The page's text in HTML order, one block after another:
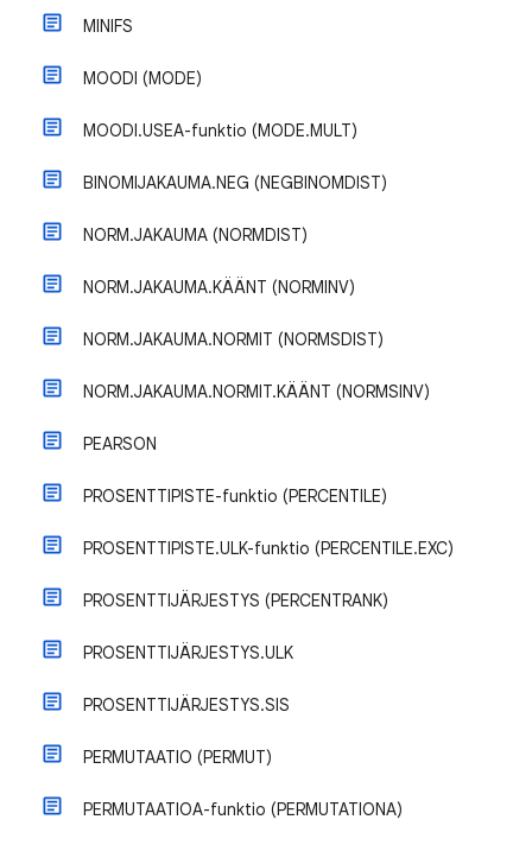
MINIFS
MOODI (MODE)
MOODI.USEA-funktio (MODE.MULT)
BINOMIJAKAUMA.NEG (NEGBINOMDIST)
NORM.JAKAUMA (NORMDIST)
NORM.JAKAUMA.KÄÄNT (NORMINV)
NORM.JAKAUMA.NORMIT (NORMSDIST)
NORM.JAKAUMA.NORMIT.KÄÄNT (NORMSINV)
PEARSON
PROSENTTIPISTE-funktio (PERCENTILE)
PROSENTTIPISTE.ULK-funktio (PERCENTILE.EXC)
PROSENTTIJÄRJESTYS (PERCENTRANK)
PROSENTTIJÄRJESTYS.ULK
PROSENTTIJÄRJESTYS.SIS
PERMUTAATIO (PERMUT)
PERMUTAATIOA-funktio (PERMUTATIONA)